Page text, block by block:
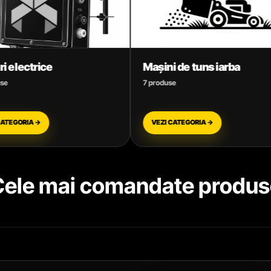
Mașini de tuns iarba
VEZI CATEGORIA →
Mori electrice și
VEZI CATEGORIA →
mai comandate